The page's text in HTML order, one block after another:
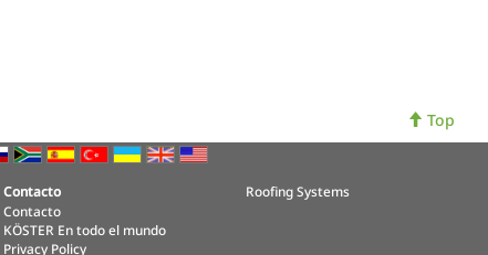
Top
Contacto
Contacto
KÖSTER En todo el mundo
Privacy Policy
Roofing Systems